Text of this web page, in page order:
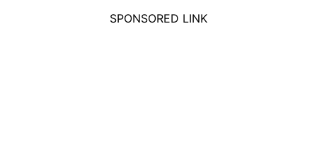
SPONSORED LINK